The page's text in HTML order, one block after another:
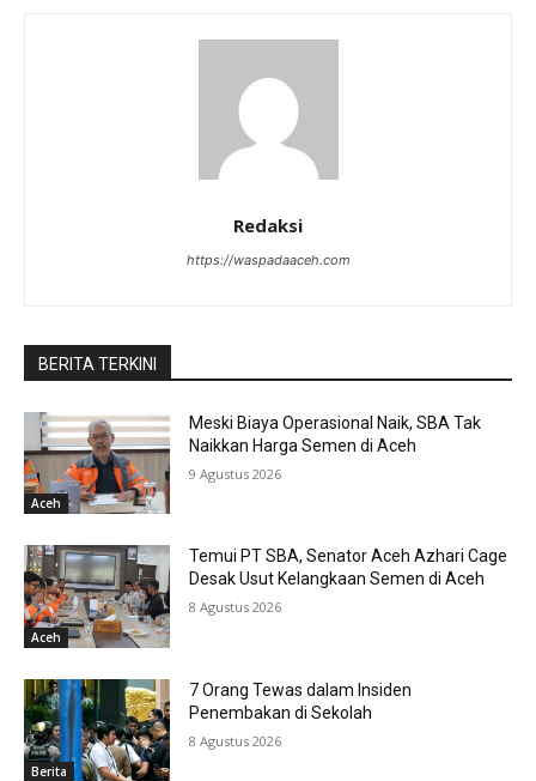
Redaksi
https://waspadaaceh.com
BERITA TERKINI
Aceh
Meski Biaya Operasional Naik, SBA Tak
Naikkan Harga Semen di Aceh
9 Agustus 2026
Aceh
Temui PT SBA, Senator Aceh Azhari Cage
Desak Usut Kelangkaan Semen di Aceh
8 Agustus 2026
Berita
7 Orang Tewas dalam Insiden
Penembakan di Sekolah
8 Agustus 2026